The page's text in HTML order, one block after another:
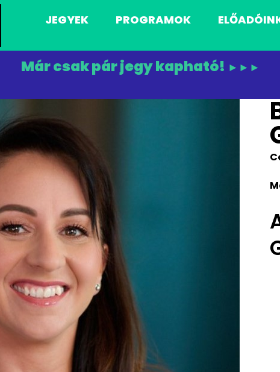
JEGYEK PROGRAMOK
Már csak pár jegy kapható! ►►►